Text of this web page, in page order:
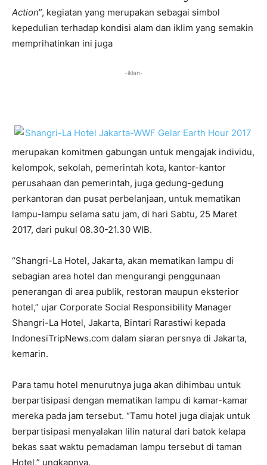
Action”, kegiatan yang merupakan sebagai simbol
kepedulian terhadap kondisi alam dan iklim yang semakin
memprihatinkan ini juga
-iklan-
merupakan komitmen gabungan untuk mengajak individu,
kelompok, sekolah, pemerintah kota, kantor-kantor
perusahaan dan pemerintah, juga gedung-gedung
perkantoran dan pusat perbelanjaan, untuk mematikan
lampu-lampu selama satu jam, di hari Sabtu, 25 Maret
2017, dari pukul 08.30-21.30 WIB.
“Shangri-La Hotel, Jakarta, akan mematikan lampu di
sebagian area hotel dan mengurangi penggunaan
penerangan di area publik, restoran maupun eksterior
hotel,” ujar Corporate Social Responsibility Manager
Shangri-La Hotel, Jakarta, Bintari Rarastiwi kepada
IndonesiTripNews.com dalam siaran persnya di Jakarta,
kemarin.
Para tamu hotel menurutnya juga akan dihimbau untuk
berpartisipasi dengan mematikan lampu di kamar-kamar
mereka pada jam tersebut. “Tamu hotel juga diajak untuk
berpartisipasi menyalakan lilin natural dari batok kelapa
bekas saat waktu pemadaman lampu tersebut di taman
Hotel,” ungkapnya.